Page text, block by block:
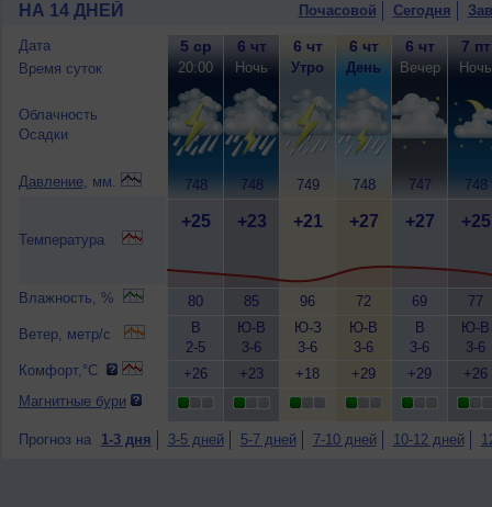
НА 14 ДНЕЙ Почасовой Сегодня
Дата
Время суток
Облачность
Осадки
Давление, мм.
Температура
Влажность, %
Ветер, метр/с
Комфорт,°C
Магнитные бури
5 ср
20:00
748
+25
80
В
2-5
+26
6 чт
Ночь
748
+23
85
Ю-В
3-6
+23
6 чт
Утро
749
+21
96
Ю-З
3-6
+18
6 чт
День
748
+27
72
Ю-В
3-6
+29
6 чт
Вечер
747
+27
69
В
3-6
+29
7 пт
Ночь
748
+25
77
Ю-В
3-6
+26
Прогноз на 1-3 дня 3-5 дней 5-7 дней 7-10 дней 10-12 дней